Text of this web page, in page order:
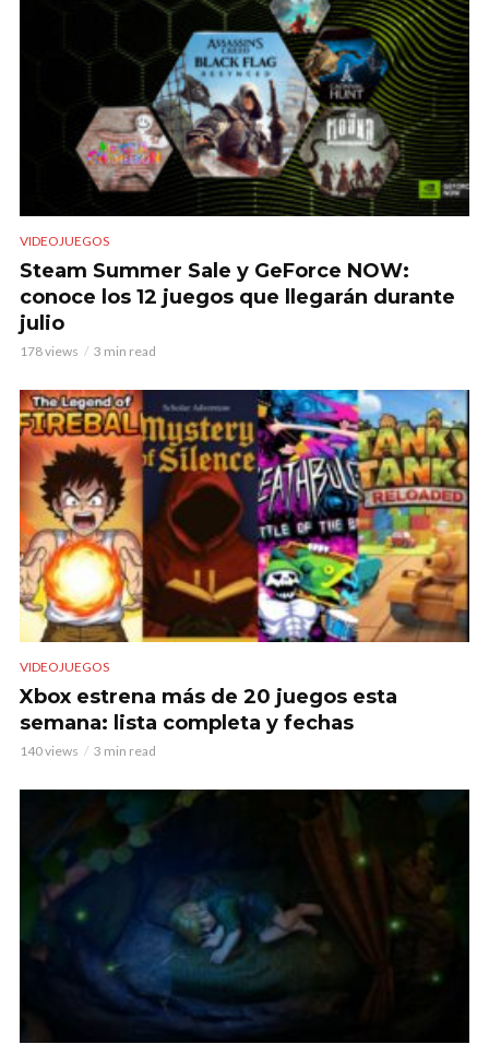
VIDEOJUEGOS
Steam Summer Sale y GeForce NOW:
conoce los 12 juegos que llegarán durante
julio
178 views 3 min read
VIDEOJUEGOS
Xbox estrena más de 20 juegos esta
semana: lista completa y fechas
140 views 3 min read